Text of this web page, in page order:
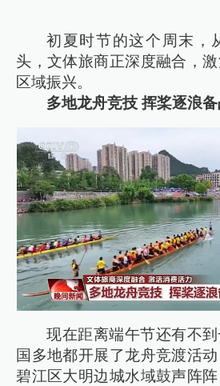
初夏时节的这个周末，
头，文体旅商正深度融合，
区域振兴。
多地龙舟竞技 挥桨逐浪
现在距离端午节还有不
国多地都开展了龙舟竞渡活
碧江区大明边城水域鼓声阵